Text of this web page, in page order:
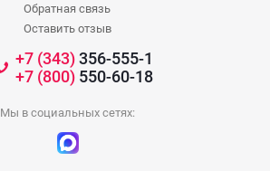
Обратная связь
Оставить отзыв
+7 (343)356-555-1
+7 (800)550-60-18
Мы в социальных сетях: